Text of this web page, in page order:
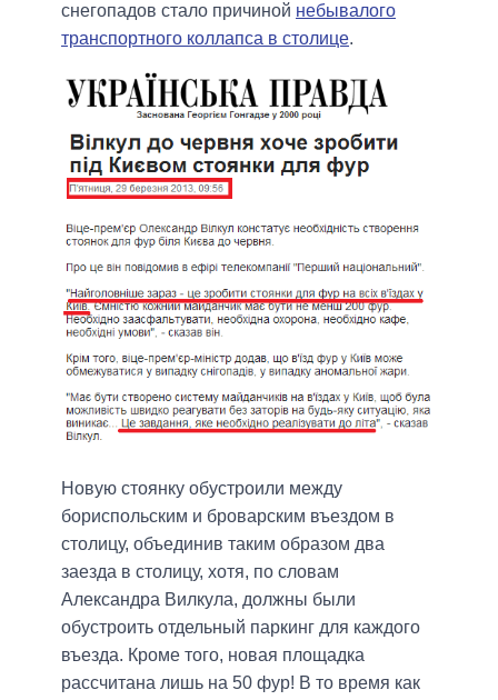
снегопадов стало причиной небывалого
транспортного коллапса в столице.
Новую стоянку обустроили между
бориспольским и броварским въездом в
столицу, объединив таким образом два
заезда в столицу, хотя, по словам
Александра Вилкула, должны были
обустроить отдельный паркинг для каждого
въезда. Кроме того, новая площадка
рассчитана лишь на 50 фур! В то время как